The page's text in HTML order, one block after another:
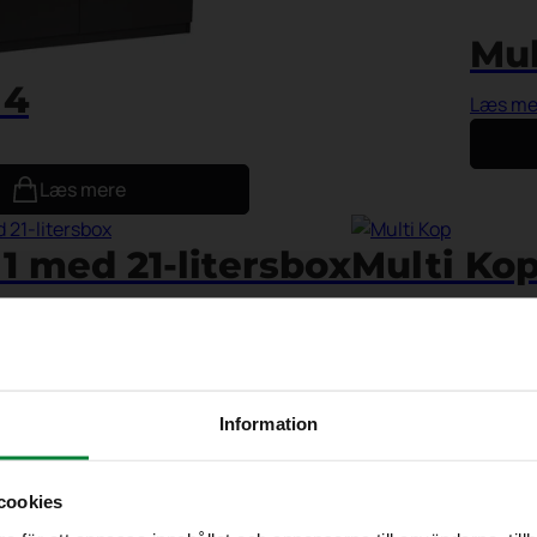
Information
Læs mere
Læs
med 21-litersboxMulti
– RundLågmøbler –